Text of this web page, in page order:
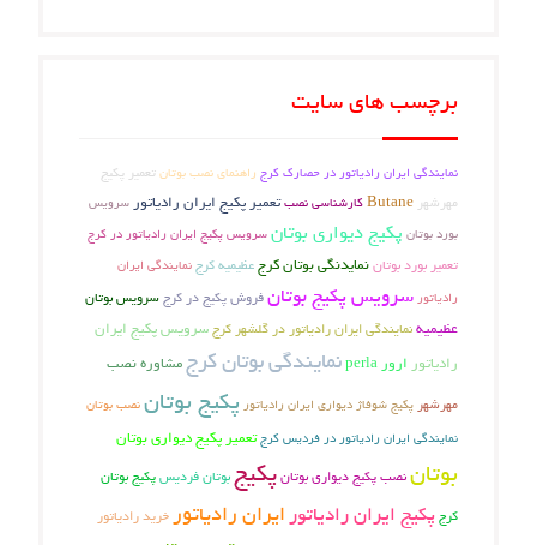
برچسب های سایت
نمایندگی ایران رادیاتور در حصارک کرج راهنمای نصب بوتانتعمیر پکیج
مهرشهر Butaneکارشناسی نصبتعمیر پکیج ایران رادیاتور سرویس
بورد بوتان پکیج دیواری بوتانسرویس پکیج ایران رادیاتور در کرج
تعمیر بورد بوتاننمایدنگی بوتان کرجعظیمیه کرجنمایندگی ایران
رادیاتورسرویس پکیج بوتانفروش پکیج در کرجسرویس بوتان
عظیمیهنمایندگی ایران رادیاتور در گلشهر کرجسرویس پکیج ایران
رادیاتور ارور perla نمایندگی بوتان کرجمشاوره نصب
مهرشهر پکیج شوفاژ دیواری ایران رادیاتور پکیج بوتاننصب بوتان
نمایندگی ایران رادیاتور در فردیس کرجتعمیر پکیج دیواری بوتان
بوتاننصب پکیج دیواری بوتانپکیجبوتان فردیسپکیج بوتان
کرجپکیج ایران رادیاتورایران رادیاتورخرید رادیاتور